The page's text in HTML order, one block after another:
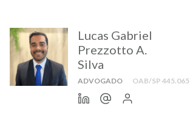
Lucas Gabriel
Prezzotto A.
Silva
ADVOGADO OAB/SP 445.065